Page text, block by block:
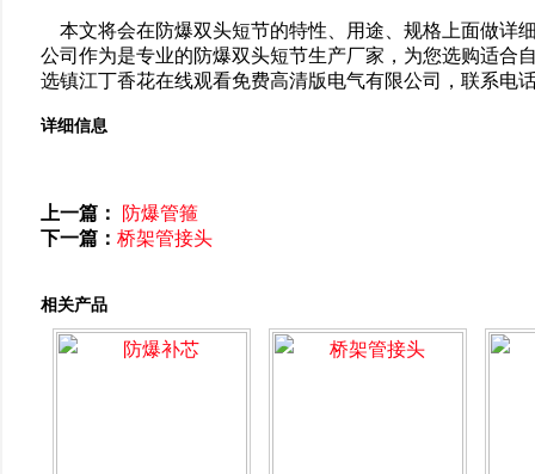
本文将会在防爆双头短节的特性、用途、规格上面做详
公司作为是专业的防爆双头短节生产厂家，为您选购适合
选镇江丁香花在线观看免费高清版电气有限公司，联系电
详细信息
上一篇：
防爆管箍
下一篇： 桥架管接头
相关产品